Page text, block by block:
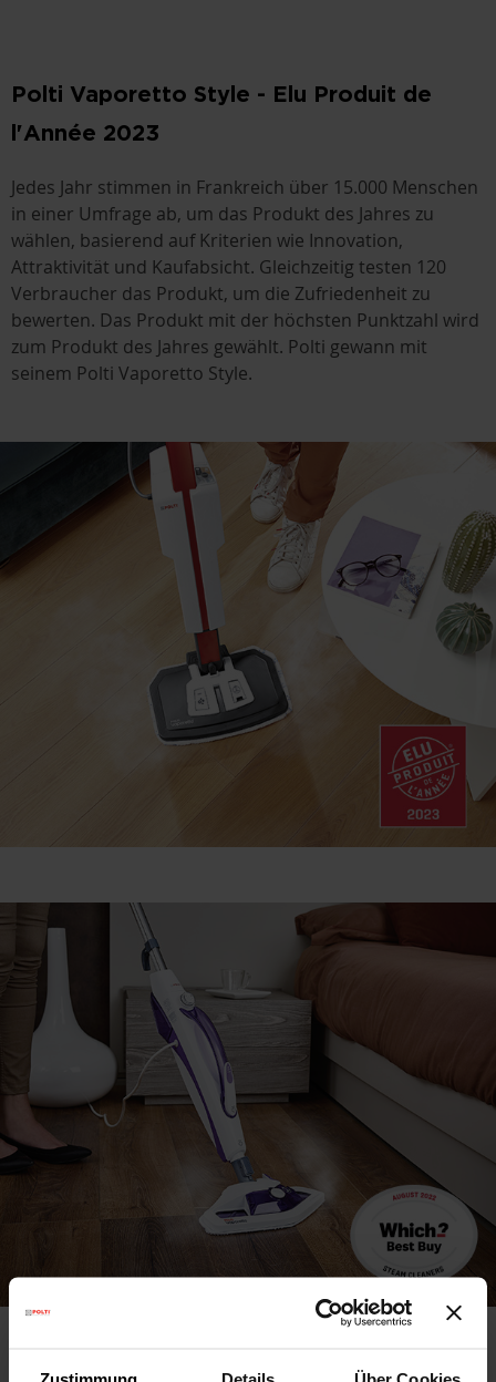
Polti Vaporetto Style - Elu Produit de
l'Année 2023
Jedes Jahr stimmen in Frankreich über 15.000 Menschen
in einer Umfrage ab, um das Produkt des Jahres zu
wählen, basierend auf Kriterien wie Innovation,
Attraktivität und Kaufabsicht. Gleichzeitig testen 120
Verbraucher das Produkt, um die Zufriedenheit zu
bewerten. Das Produkt mit der höchsten Punktzahl wird
zum Produkt des Jahres gewählt. Polti gewann mit
seinem Polti Vaporetto Style.